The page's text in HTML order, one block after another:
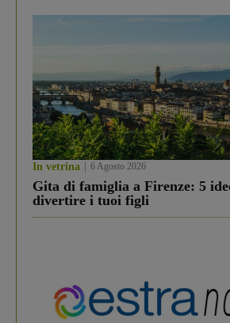
In vetrina 6 Agosto 2026
Gita di famiglia a Firenze: 5
divertire i tuoi figli